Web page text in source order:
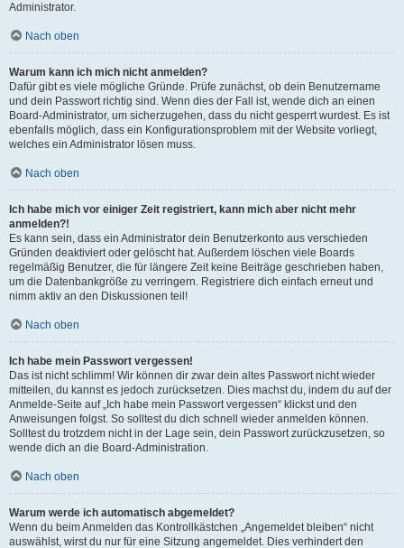
Administrator.
Nach oben
Warum kann ich mich nicht anmelden?
Dafür gibt es viele mögliche Gründe. Prüfe zunächst, ob dein Benutzername
und dein Passwort richtig sind. Wenn dies der Fall ist, wende dich an einen
Board-Administrator, um sicherzugehen, dass du nicht gesperrt wurdest. Es ist
ebenfalls möglich, dass ein Konfigurationsproblem mit der Website vorliegt,
welches ein Administrator lösen muss.
Nach oben
Ich habe mich vor einiger Zeit registriert, kann mich aber nicht mehr
anmelden?!
Es kann sein, dass ein Administrator dein Benutzerkonto aus verschieden
Gründen deaktiviert oder gelöscht hat. Außerdem löschen viele Boards
regelmäßig Benutzer, die für längere Zeit keine Beiträge geschrieben haben,
um die Datenbankgröße zu verringern. Registriere dich einfach erneut und
nimm aktiv an den Diskussionen teil!
Nach oben
Ich habe mein Passwort vergessen!
Das ist nicht schlimm! Wir können dir zwar dein altes Passwort nicht wieder
mitteilen, du kannst es jedoch zurücksetzen. Dies machst du, indem du auf der
Anmelde-Seite auf „Ich habe mein Passwort vergessen“ klickst und den
Anweisungen folgst. So solltest du dich schnell wieder anmelden können.
Solltest du trotzdem nicht in der Lage sein, dein Passwort zurückzusetzen, so
wende dich an die Board-Administration.
Nach oben
Warum werde ich automatisch abgemeldet?
Wenn du beim Anmelden das Kontrollkästchen „Angemeldet bleiben“ nicht
auswählst, wirst du nur für eine Sitzung angemeldet. Dies verhindert den